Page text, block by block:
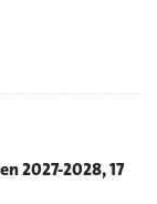
2027-2028, 17